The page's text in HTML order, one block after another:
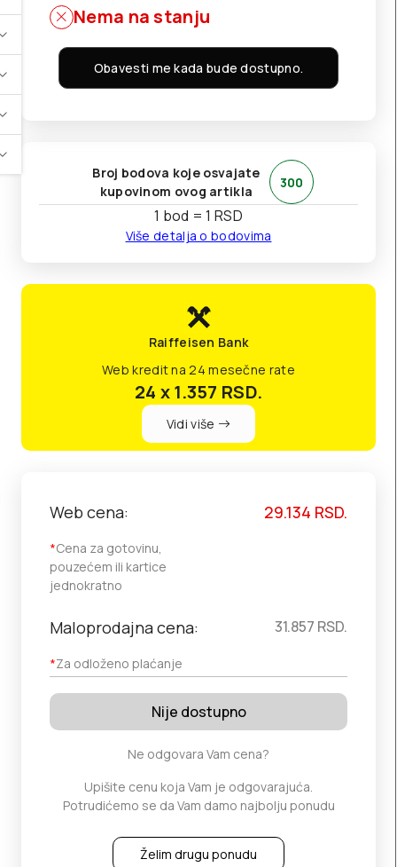
Nema na stanju
Obavesti me kada bude dostupno.
Broj bodova koje osvajate
kupovinom ovog artikla
300
1 bod = 1 RSD
Više detalja o bodovima
Raiffeisen Bank
Web kredit na 24 mesečne rate
24 x 1.357 RSD.
Vidi više
Web cena:
*Cena za gotovinu,
pouzećem ili kartice
jednokratno
29.134 RSD.
Maloprodajna cena:
*Za odloženo plaćanje
31.857 RSD.
Nije dostupno
Ne odgovara Vam cena?
Upišite cenu koja Vam je odgovarajuća.
Potrudićemo se da Vam damo najbolju ponudu
Želim drugu ponudu